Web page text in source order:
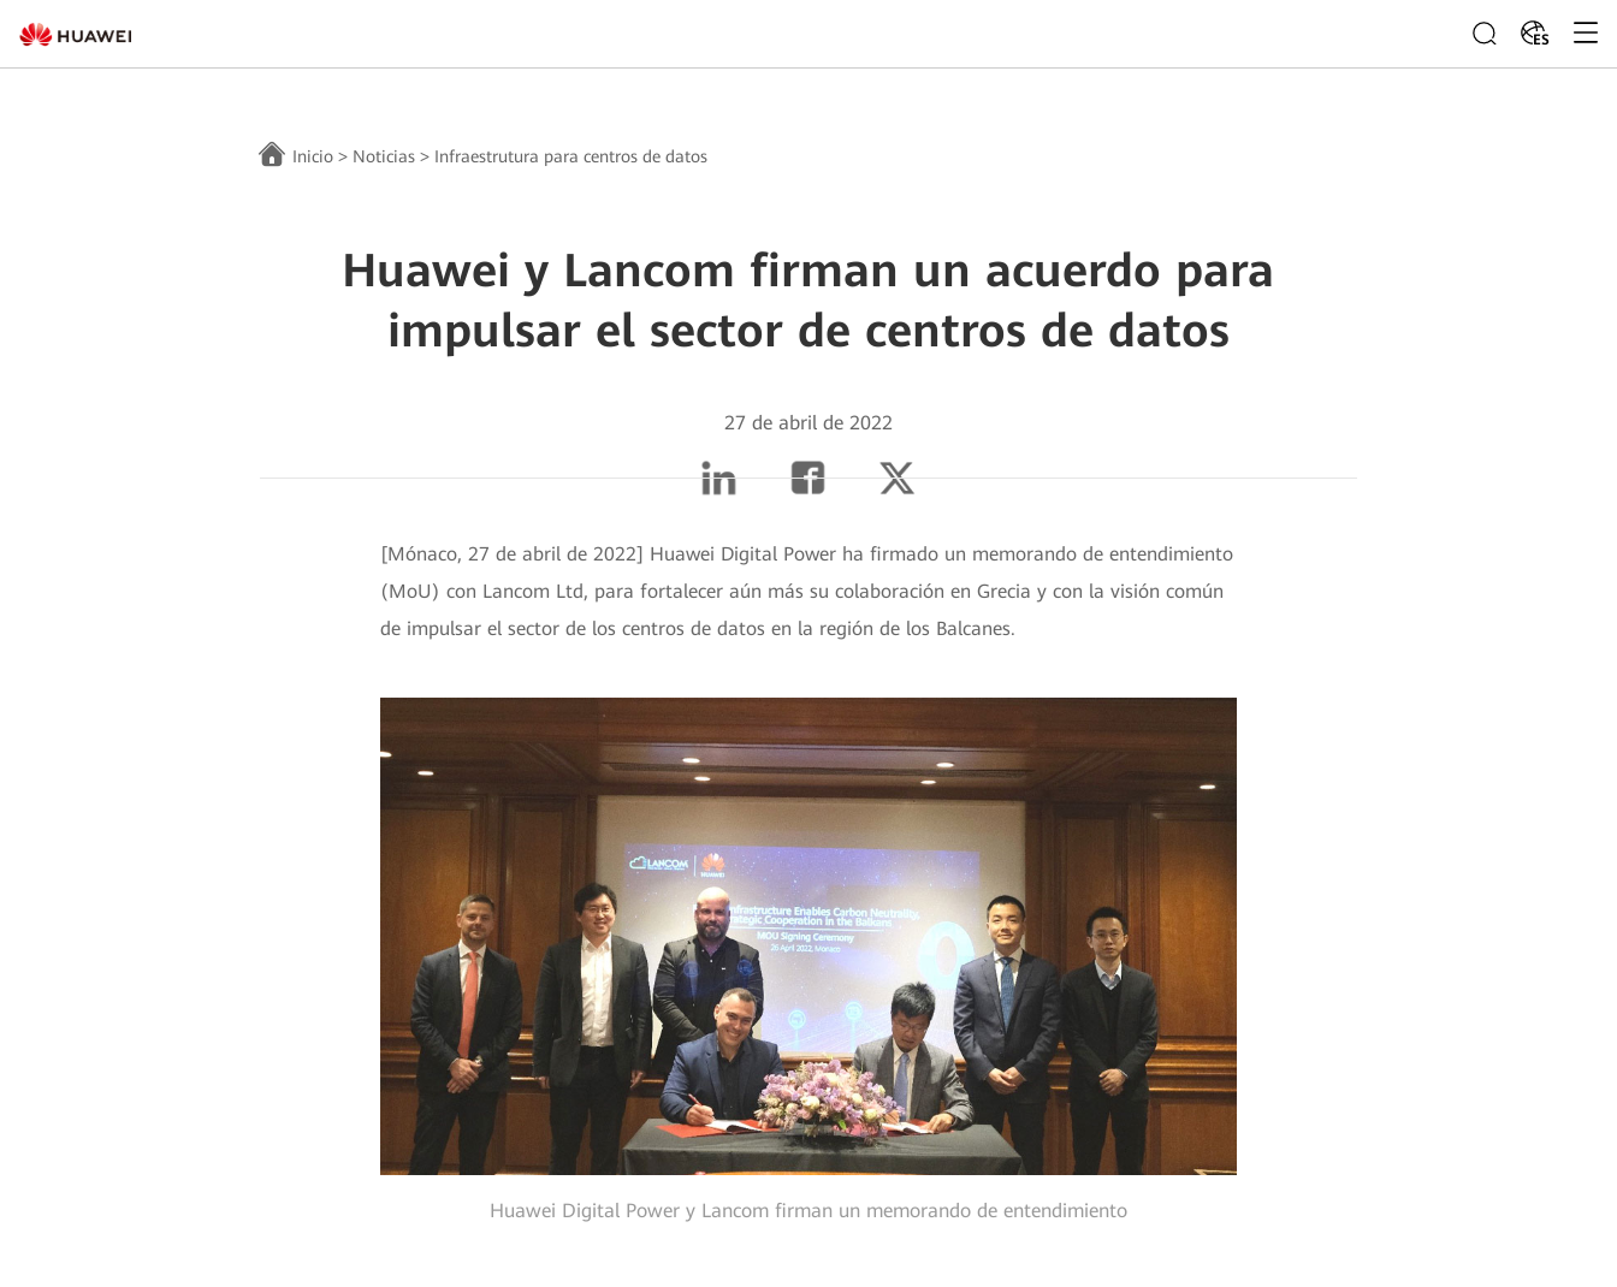
ES
Inicio > Noticias > Infraestrutura para centros de datos
Huawei y Lancom firman un acuerdo para
impulsar el sector de centros de datos
27 de abril de 2022
[Mónaco, 27 de abril de 2022] Huawei Digital Power ha firmado un memorando de entendimiento
(MoU) con Lancom Ltd, para fortalecer aún más su colaboración en Grecia y con la visión común
de impulsar el sector de los centros de datos en la región de los Balcanes.
Huawei Digital Power y Lancom firman un memorando de entendimiento